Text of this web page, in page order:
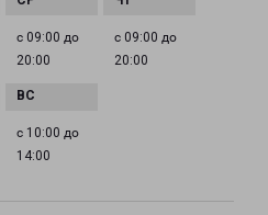
с 09:00 до
20:00
с 09:00 до
20:00
с 10:00 до
14:00